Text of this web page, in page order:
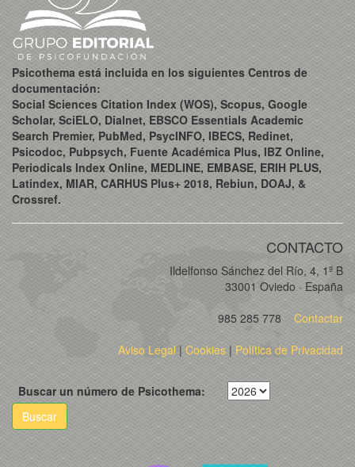
Psicothema está incluida en los siguientes Centros de
documentación:
Social Sciences Citation Index (WOS), Scopus, Google
Scholar, SciELO, Dialnet, EBSCO Essentials Academic
Search Premier, PubMed, PsycINFO, IBECS, Redinet,
Psicodoc, Pubpsych, Fuente Académica Plus, IBZ Online,
Periodicals Index Online, MEDLINE, EMBASE, ERIH PLUS,
Latindex, MIAR, CARHUS Plus+ 2018, Rebiun, DOAJ, &
Crossref.
CONTACTO
Ildelfonso Sánchez del Río, 4, 1º B
33001 Oviedo · España
985 285 778
Contactar
Aviso Legal| Cookies | Política de Privacidad
Buscar un número de Psicothema:
Buscar